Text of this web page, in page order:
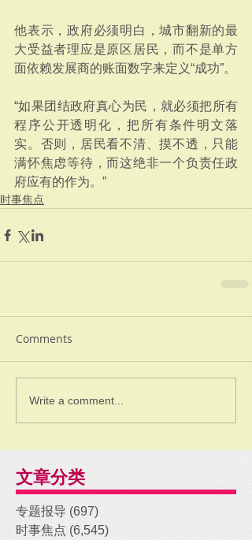
他表示，政府必须明白，城市翻新的最
大受益者理应是原区居民，而不是单方
面依赖发展商的账面数字来定义“成功”。
“如果团结政府真心为民，就必须把所有
程序公开透明化，把所有条件明文落
实。否则，居民看不清、摸不透，只能
满怀焦虑等待，而这绝非一个负责任政
府应有的作为。”
时事焦点
Comments
Write a comment...
文章分类
专题报导 (697)
时事焦点 (6,545)